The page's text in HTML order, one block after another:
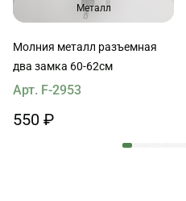
Металл
Молния металл разъемная
два замка 60-62см
Арт. F-2953
550 ₽